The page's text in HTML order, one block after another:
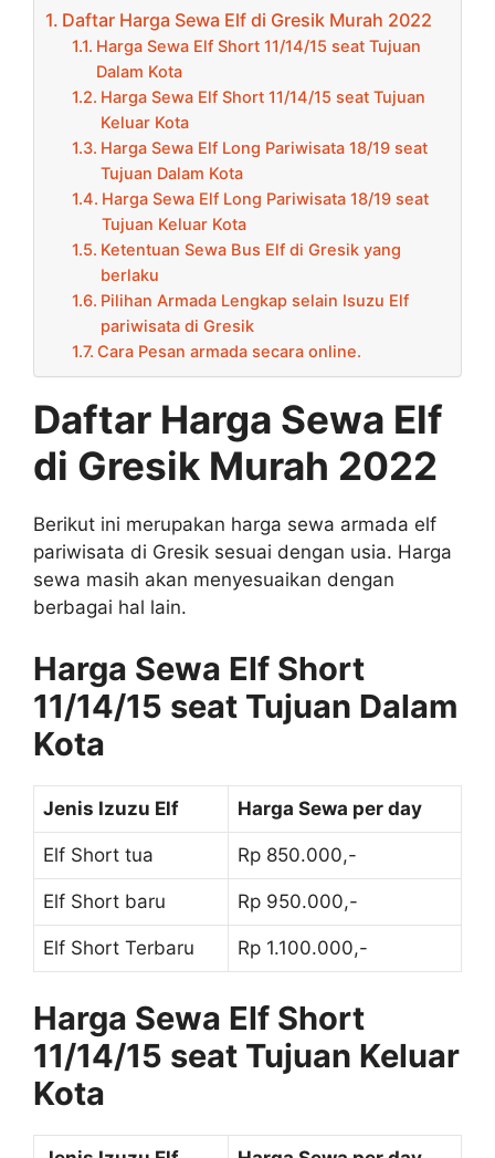
Daftar Harga Sewa Elf di Gresik Murah 2022
Harga Sewa Elf Short 11/14/15 seat Tujuan
Dalam Kota
Harga Sewa Elf Short 11/14/15 seat Tujuan
Keluar Kota
Harga Sewa Elf Long Pariwisata 18/19 seat
Tujuan Dalam Kota
Harga Sewa Elf Long Pariwisata 18/19 seat
Tujuan Keluar Kota
Ketentuan Sewa Bus Elf di Gresik yang
berlaku
Pilihan Armada Lengkap selain Isuzu Elf
pariwisata di Gresik
Cara Pesan armada secara online.
Daftar Harga Sewa Elf
di Gresik Murah 2022
Berikut ini merupakan harga sewa armada elf
pariwisata di Gresik sesuai dengan usia. Harga
sewa masih akan menyesuaikan dengan
berbagai hal lain.
Harga Sewa Elf Short
11/14/15 seat Tujuan Dalam
Kota
Jenis Izuzu Elf Harga Sewa per day
Elf Short tua Rp 850.000,-
Elf Short baru Rp 950.000,-
Elf Short Terbaru Rp 1.100.000,-
Harga Sewa Elf Short
11/14/15 seat Tujuan Keluar
Kota